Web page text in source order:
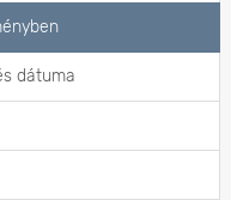
dátuma